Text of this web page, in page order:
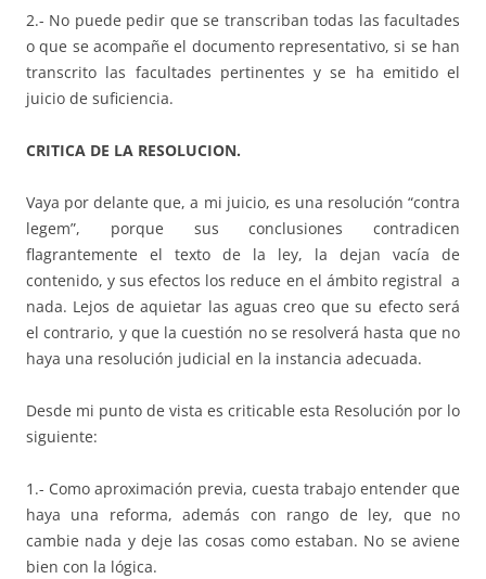
2.- No puede pedir que se transcriban todas las facultades
o que se acompañe el documento representativo, si se han
transcrito las facultades pertinentes y se ha emitido el
juicio de suficiencia.
CRITICA DE LA RESOLUCION.
Vaya por delante que, a mi juicio, es una resolución “contra
legem”, porque sus conclusiones contradicen
flagrantemente el texto de la ley, la dejan vacía de
contenido, y sus efectos los reduce en el ámbito registral a
nada. Lejos de aquietar las aguas creo que su efecto será
el contrario, y que la cuestión no se resolverá hasta que no
haya una resolución judicial en la instancia adecuada.
Desde mi punto de vista es criticable esta Resolución por lo
siguiente:
1.- Como aproximación previa, cuesta trabajo entender que
haya una reforma, además con rango de ley, que no
cambie nada y deje las cosas como estaban. No se aviene
bien con la lógica.